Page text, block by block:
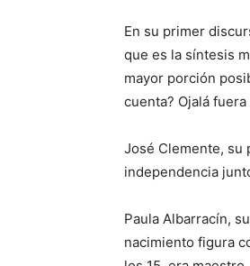
En su primer
que es la síntesis
mayor porción
cuenta? Ojalá
José Clemente, su
independencia
Paula Albarracín,
nacimiento figura